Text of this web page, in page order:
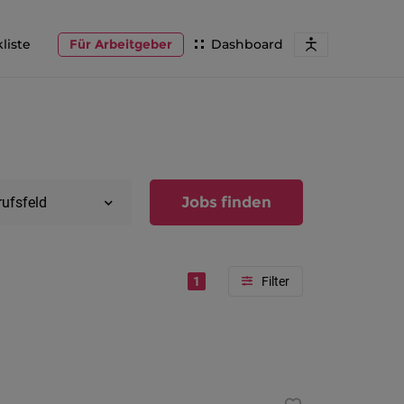
Dashboard
Für Arbeitgeber
Jobs finden
1